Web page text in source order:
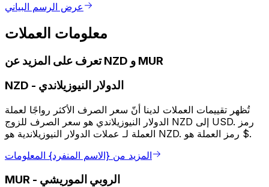
عرض الرسم البياني
معلومات العملات
تعرف على المزيد عن NZD و MUR
NZD - الدولار النيوزيلاندي
تُظهر تقييمات العملات لدينا أنّ سعر الصرف الأكثر رواجًا لعملة
الدولار النيوزيلاندي هو سعر الصرف للزوج NZD إلى USD. رمز
العملة لـ عملات الدولار النيوزيلاندية هو NZD. رمز العملة هو $.
المزيد من {الاسم المنفرد} المعلومات
MUR - الروبي الموريشي